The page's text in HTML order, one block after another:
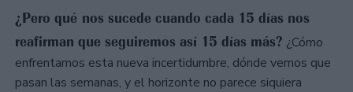
¿Pero qué nos sucede cuando cada 15 días nos
reafirman que seguiremos así 15 días más? ¿Cómo
enfrentamos esta nueva incertidumbre, dónde vemos que
pasan las semanas, y el horizonte no parece siquiera